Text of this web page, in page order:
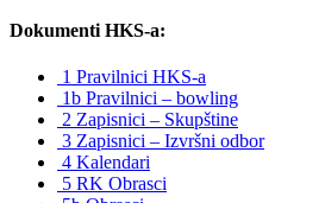
Dokumenti HKS-a:
1 Pravilnici HKS-a
1b Pravilnici – bowling
2 Zapisnici – Skupštine
3 Zapisnici – Izvršni odbor
4 Kalendari
5 RK Obrasci